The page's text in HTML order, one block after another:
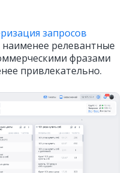
запросов
наименее релевантные
фразами
привлекательно.